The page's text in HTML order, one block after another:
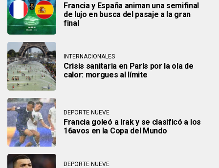
Francia y España animan una semifinal
de lujo en busca del pasaje a la gran
final
INTERNACIONALES
Crisis sanitaria en París por la ola de
calor: morgues al límite
DEPORTE NUEVE
Francia goleó a Irak y se clasificó a los
16avos en la Copa del Mundo
DEPORTE NUEVE